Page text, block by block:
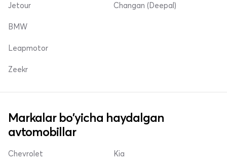
Jetour Changan (Deepal)
BMW
Leapmotor
Zeekr
Markalar bo'yicha haydalgan
avtomobillar
Chevrolet Kia